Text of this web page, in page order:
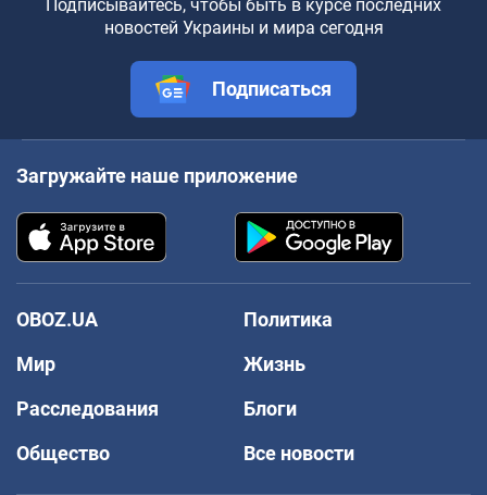
Подписывайтесь, чтобы быть в курсе последних
новостей Украины и мира сегодня
Подписаться
Загружайте наше приложение
OBOZ.UA
Политика
Мир
Жизнь
Расследования
Блоги
Общество
Все новости